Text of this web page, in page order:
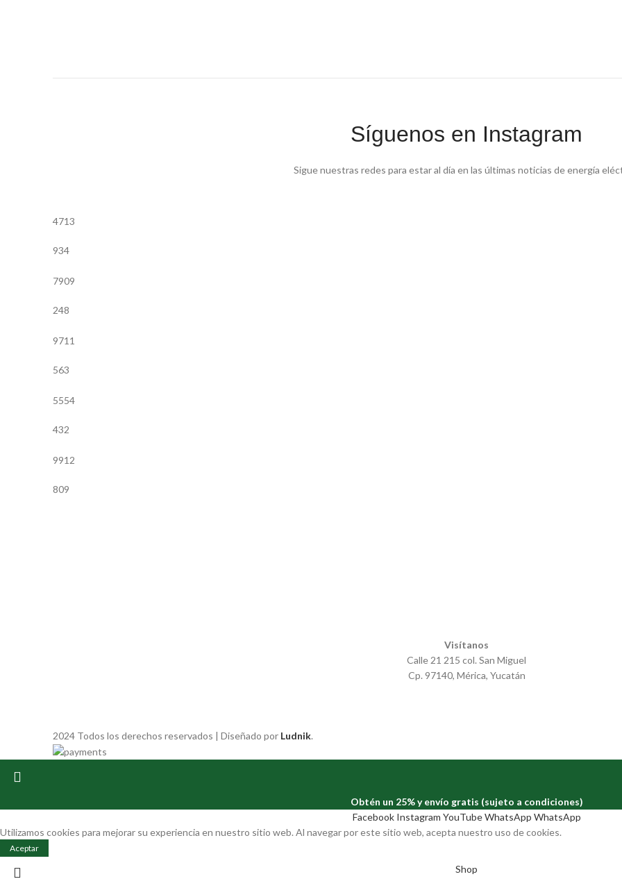
Síguenos en Instagram
Sigue nuestras redes para estar al día en las últimas noticias de energía
4713
934
7909
248
9711
563
5554
432
9912
809
Visítanos
Calle 21 215 col. San Miguel
Cp. 97140, Mérica, Yucatán
2024 Todos los derechos reservados | Diseñado por Ludnik.
Obtén un 25% y envío gratis (sujeto a condiciones)
Facebook Instagram YouTube WhatsApp WhatsApp
Utilizamos cookies para mejorar su experiencia en nuestro sitio web. Al navegar por este sitio web, acepta nuestro uso de cookies.
Aceptar
Shop